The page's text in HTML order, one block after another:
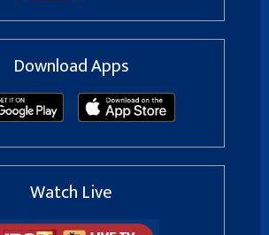
Download Apps
Watch Live